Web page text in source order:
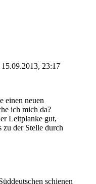
15.09.2013, 23:17
einen neuen
ich mich da?
Leitplanke gut,
zu der Stelle durch
schienen